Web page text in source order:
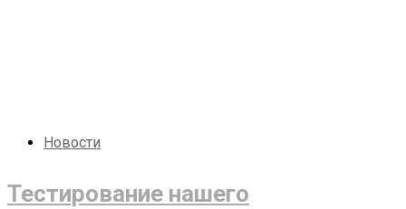
Новости
Тестирование нашего